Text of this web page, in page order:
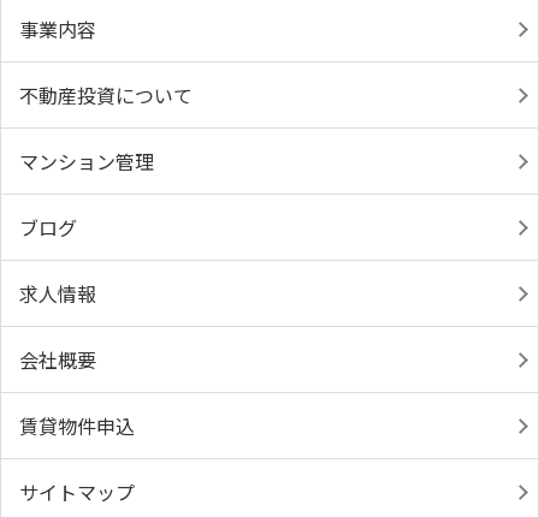
事業内容
不動産投資について
マンション管理
ブログ
求人情報
会社概要
賃貸物件申込
サイトマップ